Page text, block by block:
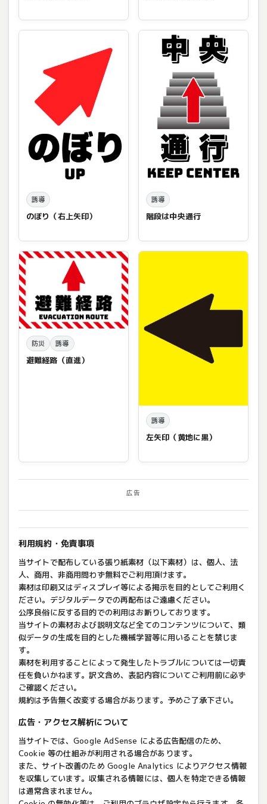
誘導
のぼり（右上矢印）
誘導
階段は中央通行
防災 誘導
避難経路（直進）
誘導
左矢印（黄地に黒）
広告
利用規約・免責事項
当サイトで配布している張り紙素材（以下素材）は、個人、法
人、商用、非商用問わず無料でご利用頂けます。
素材は印刷又はディスプレイ等による掲示を目的としてご利用く
ださい。デジタルデータでの再配布はご遠慮ください。
公序良俗に反する目的での利用はお断りしております。
当サイトの素材および説明文など全てのコンテンツについて、類
似データの生成を目的とした機械学習等に用いることを禁じま
す。
素材を利用することによって発生したトラブルについては一切責
任を負いかねます。訳文含め、表記内容についてご利用前に必ず
ご確認ください。
規約は予告無く改変する場合があります。予めご了承下さい。
広告・アクセス解析について
当サイトでは、Google AdSense による広告配信のため、
Cookie 等の仕組みが利用される場合があります。
また、サイト改善のため Google Analytics によりアクセス情報
を収集しています。収集される情報には、個人を特定できる情報
は通常含まれません。